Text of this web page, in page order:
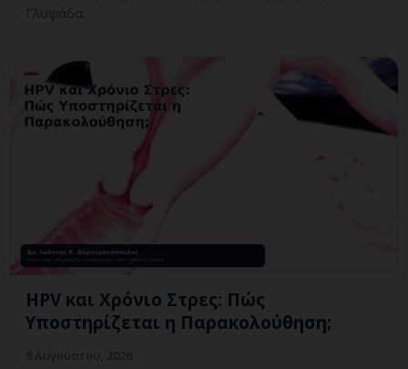
Γλυφάδα.
HPV και Χρόνιο Στρες: Πώς
Υποστηρίζεται η Παρακολούθηση;